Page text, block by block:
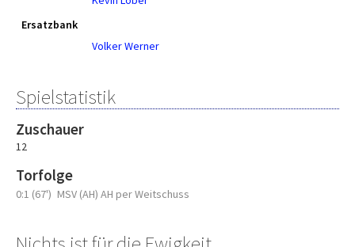
Ersatzbank
Volker Werner
Spielstatistik
Zuschauer
12
Torfolge
0:1 (67') MSV (AH) AH per Weitschuss